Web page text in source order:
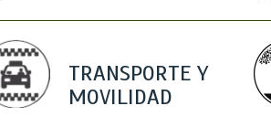
TRANSPORTE Y
MOVILIDAD